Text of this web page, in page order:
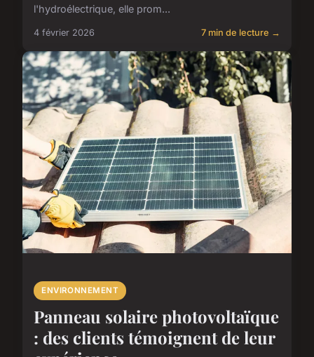
l'hydroélectrique, elle prom...
4 février 2026 7 min de lecture →
ENVIRONNEMENT
Panneau solaire photovoltaïque
: des clients témoignent de leur